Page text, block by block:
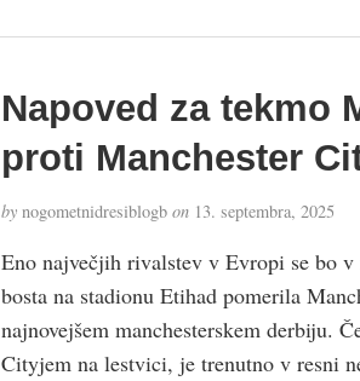
Napoved za tekmo
proti Manchester
bynogometnidresiblogb on13. septembra, 2025
Eno največjih rivalstev v Evropi se bo
bosta na stadionu Etihad pomerila
najnovejšem manchesterskem derbiju.
Cityjem na lestvici, je trenutno v resni